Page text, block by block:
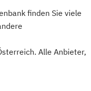
finden Sie viele
Alle Anbieter,